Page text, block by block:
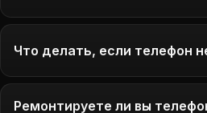
Что делать, если телефон
Ремонтируете ли вы